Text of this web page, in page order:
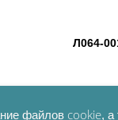
Л064-
их в
файлов cookie, а